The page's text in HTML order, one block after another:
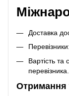
Доставка
Вартість та
перевізника.
Отримання